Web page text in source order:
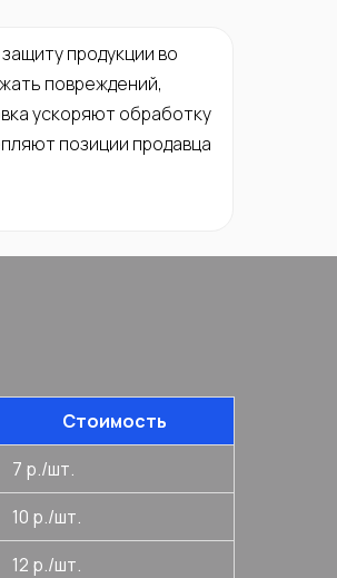
продукции во
повреждений,
ускоряют обработку
позиции продавца
Стоимость
7 р./шт.
10 р./шт.
12 р./шт.